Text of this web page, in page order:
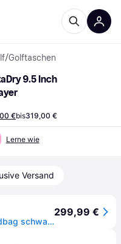
/Golftaschen
9.5 Inch
€bis319,00 €
Lerne wie
Versand
Titleist Players S4 StaDry Standbag schwarz
299,99 €